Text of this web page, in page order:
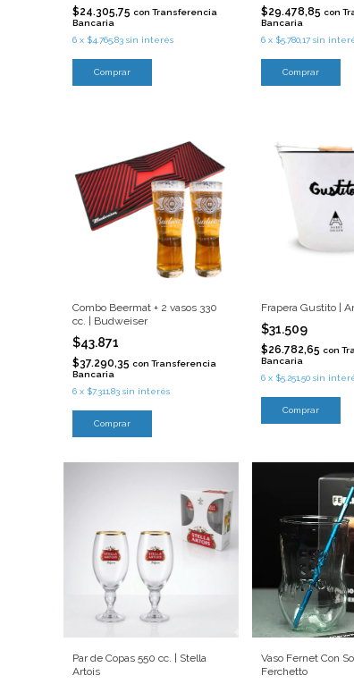
$24.305,75 con Transferencia
Bancaria
6 x $4.765,83 sin interés
$29.478,85con
Bancaria
6 x $5.780,17 sin
Combo Beermat + 2 vasos 330
cc. | Budweiser
$43.871
$37.290,35 con Transferencia
Bancaria
6 x $7.311,83 sin interés
Frapera Gustito |
$31.509
$26.782,65con
Bancaria
6 x $5.251,50 sin
Par de Copas 550 cc. | Stella
Artois
Vaso Fernet Con
Ferchetto